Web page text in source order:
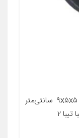
معرفی محصول جزئیات محصول ابعاد ۹x۵x۵ سانتی‌متر
۲